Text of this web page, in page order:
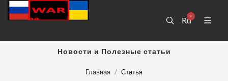
Ru
Новости и Полезные статьи
Главная Статья